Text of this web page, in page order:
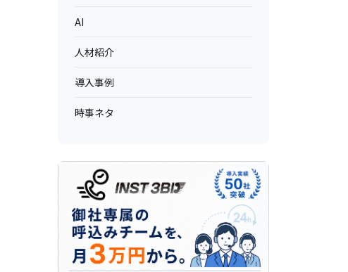
AI
人材紹介
導入事例
時事ネタ